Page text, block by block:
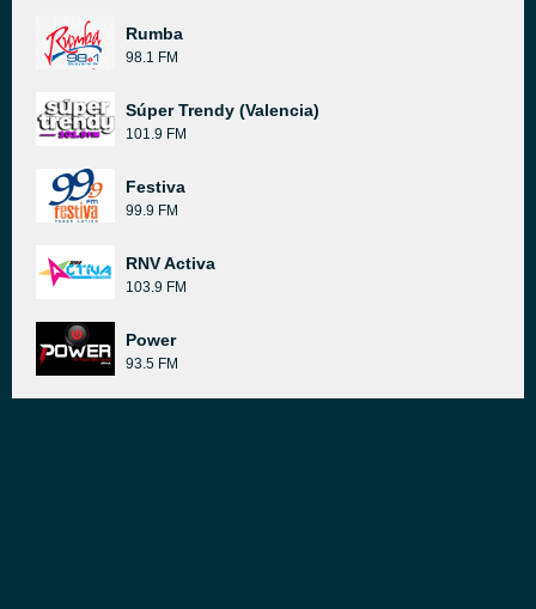
Rumba
98.1 FM
Súper Trendy (Valencia)
101.9 FM
Festiva
99.9 FM
RNV Activa
103.9 FM
Power
93.5 FM